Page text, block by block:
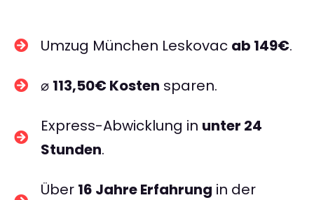
Umzug München Leskovac ab 149€.
⌀ 113,50€ Kosten sparen.
Express-Abwicklung in unter 24
Stunden.
Über 16 Jahre Erfahrung in der